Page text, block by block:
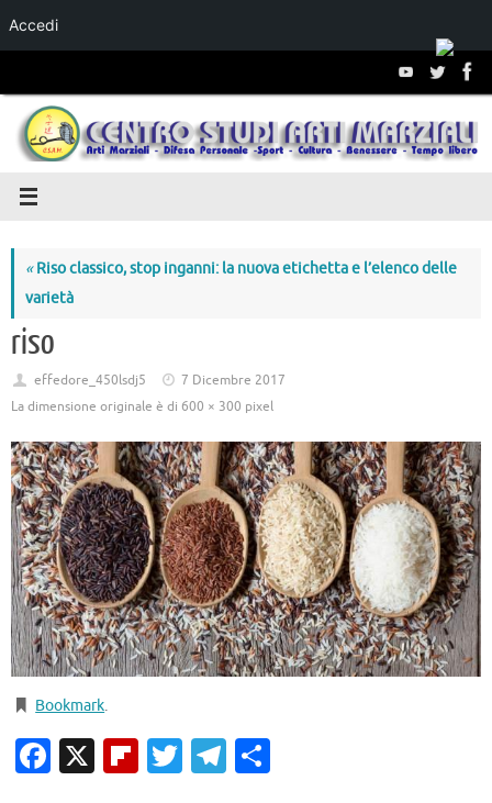
Accedi
Salta al
«Riso classico, stop inganni: la nuova etichetta e l’elenco delle
varietà
riso
effedore_450lsdj5
7 Dicembre 2017
La dimensione originale è di 600 × 300 pixel
Bookmark.
Facebook
X Flipboard
TwitterTelegram